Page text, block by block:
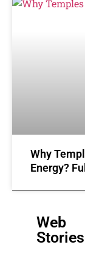
Why
Energy?
Web
Stories